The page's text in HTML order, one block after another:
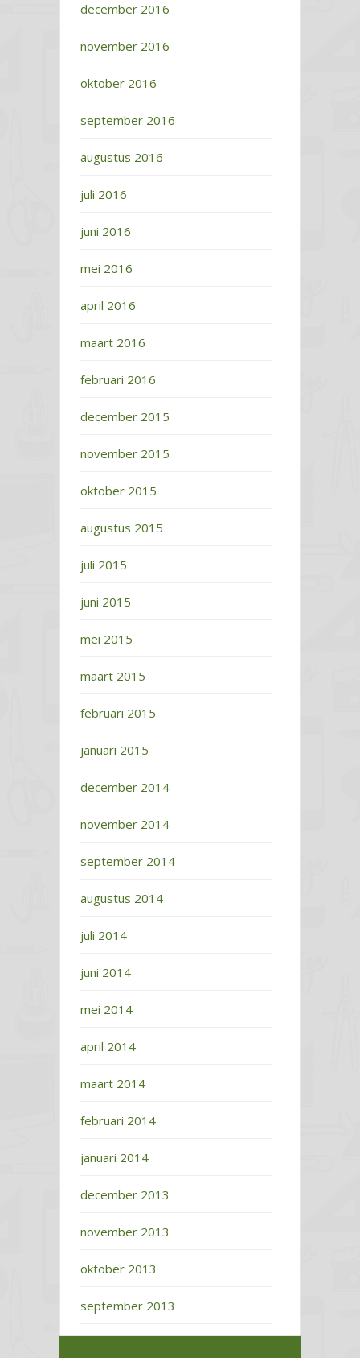
december 2016
november 2016
oktober 2016
september 2016
augustus 2016
juli 2016
juni 2016
mei 2016
april 2016
maart 2016
februari 2016
december 2015
november 2015
oktober 2015
augustus 2015
juli 2015
juni 2015
mei 2015
maart 2015
februari 2015
januari 2015
december 2014
november 2014
september 2014
augustus 2014
juli 2014
juni 2014
mei 2014
april 2014
maart 2014
februari 2014
januari 2014
december 2013
november 2013
oktober 2013
september 2013